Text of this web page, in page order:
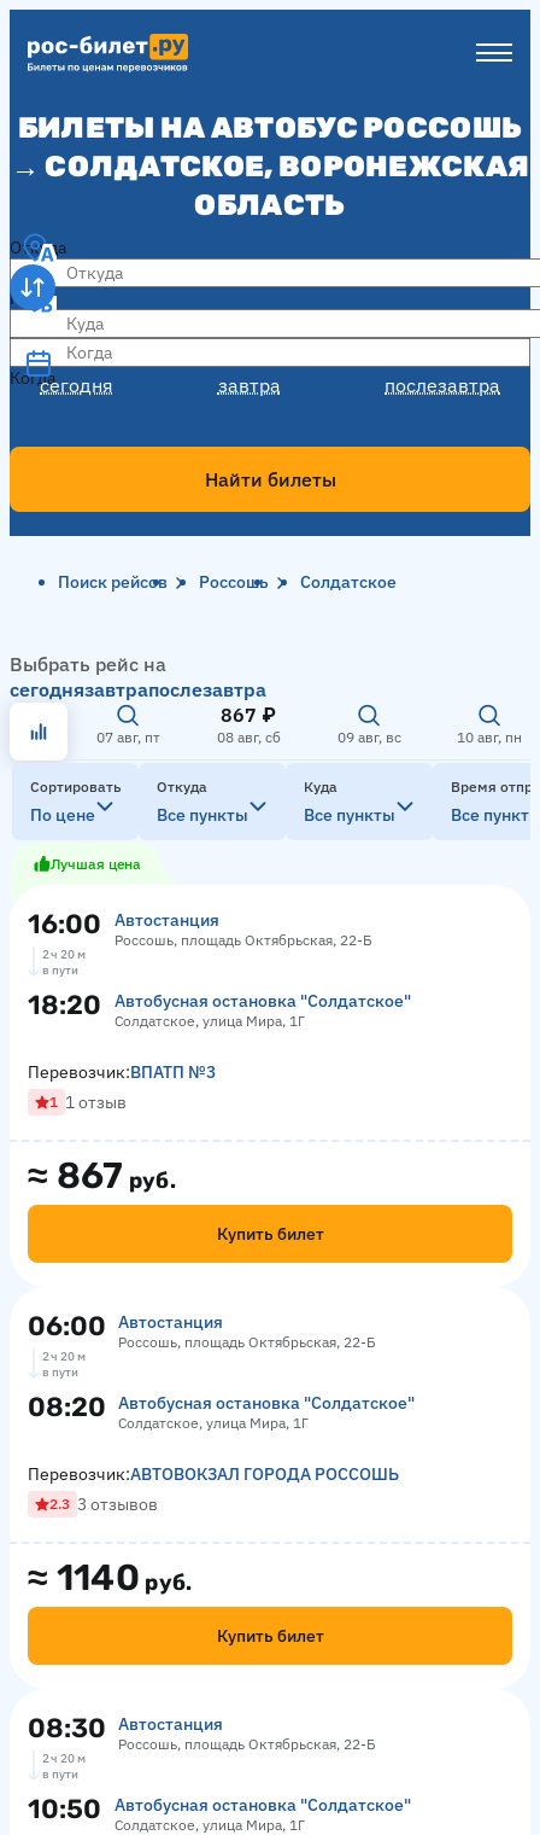
БИЛЕТЫ НА АВТОБУС РОССОШЬ
→ СОЛДАТСКОЕ, ВОРОНЕЖСКАЯ
ОБЛАСТЬ
Откуда
Куда
Когда
сегодня завтра послезавтра
Когда
Найти билеты
Поиск рейсов Россошь Солдатское
Выбрать рейс на
сегоднязавтрапослезавтра
07 авг, пт
867 ₽
08 авг, сб 09 авг, вс 10 авг, пн
Сортировать
По цене
Откуда
Все пункты
Куда
Все пункты
Время
Все
Лучшая цена
16:00 Автостанция
Россошь, площадь Октябрьская, 22-Б
2 ч 20 м
в пути
18:20 Автобусная остановка "Солдатское"
Солдатское, улица Мира, 1Г
≈ 867 руб.
Купить билет
Перевозчик:ВПАТП №3
1 1 отзыв
06:00 Автостанция
Россошь, площадь Октябрьская, 22-Б
2 ч 20 м
в пути
08:20 Автобусная остановка "Солдатское"
Солдатское, улица Мира, 1Г
≈ 1140 руб.
Купить билет
Перевозчик:АВТОВОКЗАЛ ГОРОДА РОССОШЬ
2.3 3 отзывов
08:30 Автостанция
Россошь, площадь Октябрьская, 22-Б
2 ч 20 м
в пути
10:50 Автобусная остановка "Солдатское"
Солдатское, улица Мира, 1Г